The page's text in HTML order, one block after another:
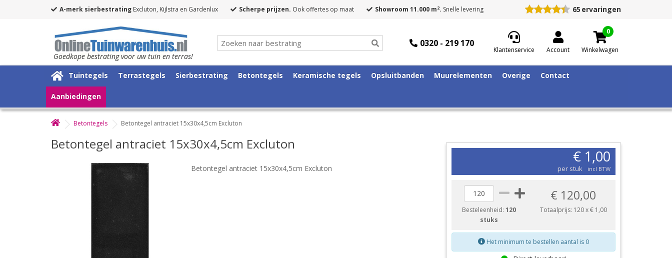
A-merk sierbestrating Excluton, Kijlstra en Gardenlux Scherpe prijzen. Ook offertes op maat Showroom 11.000 m2. Snelle levering 65 ervaringen
Goedkope bestrating voor uw tuin en terras!
0320 - 219 170
Klantenservice Account
0
Winkelwagen
Tuintegels Terrastegels Sierbestrating Betontegels Keramische tegels Opsluitbanden Muurelementen Overige Contact
Aanbiedingen
Betontegels Betontegel antraciet 15x30x4,5cm Excluton
Betontegel antraciet 15x30x4,5cm Excluton
Betontegel antraciet 15x30x4,5cm Excluton
€ 1,00
per stuk incl BTW
Besteleenheid: 120
stuks
€ 120,00
Totaalprijs: 120x€ 1,00
Het minimum te bestellen aantal is 0